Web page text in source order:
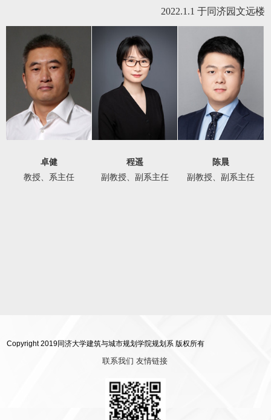
2022.1.1 于同济园文远楼
卓健
教授、系主任
程遥
副教授、副系主任
陈晨
副教授、副系主任
Copyright 2019同济大学建筑与城市规划学院规划系 版权所有
联系我们 友情链接